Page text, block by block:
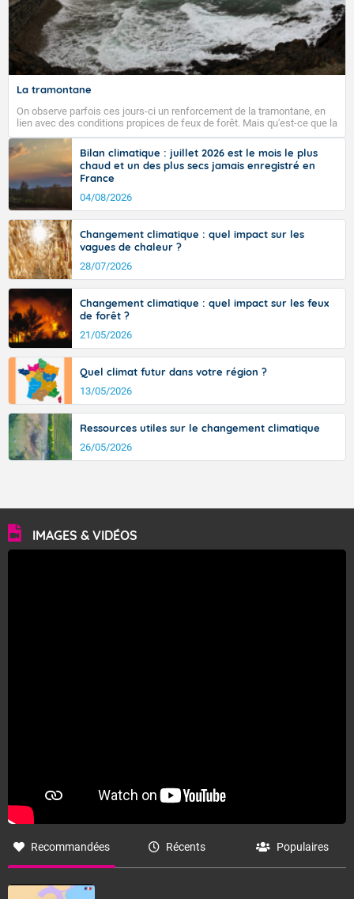
La tramontane
On observe parfois ces jours-ci un renforcement de la tramontane, en
lien avec des conditions propices de feux de forêt. Mais qu'est-ce que la
tramontane ? Quelles sont ses caractéristiques ? La tramontane est un
vent turbulent soufflant de secteur nord-ouest à nord, ou ouest à nord-
ouest, dans un secteur qui part du Roussillon à la vallée de l’Aude et à
l’ouest de l’Hérault. L’étymologie de ce vent vient du latin trasmontanus,
signifiant au-delà des monts, en allusion aux régions montagneuses
d’où provient ce vent.
Bilan climatique : juillet 2026 est le mois le plus
chaud et un des plus secs jamais enregistré en
France
04/08/2026
Changement climatique : quel impact sur les
vagues de chaleur ?
28/07/2026
Changement climatique : quel impact sur les feux
de forêt ?
21/05/2026
Quel climat futur dans votre région ?
13/05/2026
Ressources utiles sur le changement climatique
26/05/2026
IMAGES & VIDÉOS
Recommandées Récents Populaires